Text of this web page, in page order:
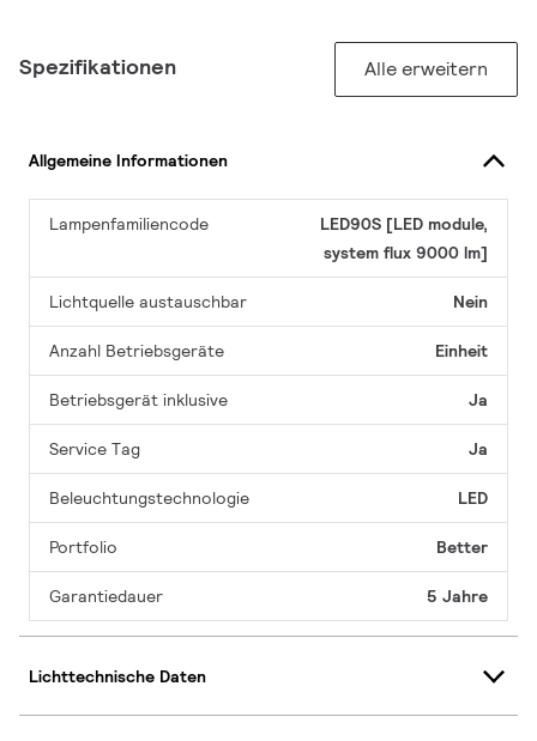
Spezifikationen Alle erweitern
Allgemeine Informationen
Lampenfamiliencode
LED90S [LED module,
system flux 9000 lm]
Lichtquelle austauschbar Nein
Anzahl Betriebsgeräte Einheit
Betriebsgerät inklusive Ja
Service Tag Ja
Beleuchtungstechnologie LED
Portfolio Better
Garantiedauer 5 Jahre
Lichttechnische Daten